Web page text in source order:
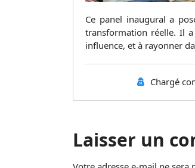
Ce panel inaugural a
transformation réelle. Il
influence, et à rayonner
Chargé
Laisser un